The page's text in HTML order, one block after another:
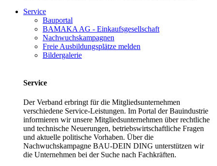
Service
Bauportal
BAMAKA AG - Einkaufsgesellschaft
Nachwuchskampagnen
Freie Ausbildungsplätze melden
Bildergalerie
Service
Der Verband erbringt für die Mitgliedsunternehmen
verschiedene Service-Leistungen. Im Portal der Bauindustrie
informieren wir unsere Mitgliedsunternehmen über rechtliche
und technische Neuerungen, betriebswirtschaftliche Fragen
und aktuelle politische Vorhaben. Über die
Nachwuchskampagne BAU-DEIN DING unterstützen wir
die Unternehmen bei der Suche nach Fachkräften.